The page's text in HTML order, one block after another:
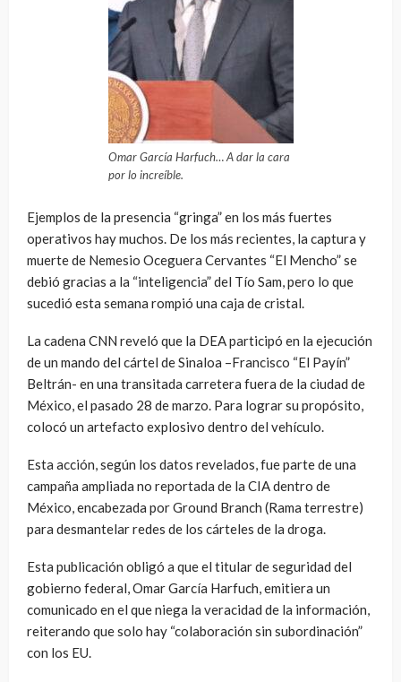
Omar García Harfuch… A dar la cara
por lo increíble.
Ejemplos de la presencia “gringa” en los más fuertes
operativos hay muchos. De los más recientes, la captura y
muerte de Nemesio Oceguera Cervantes “El Mencho” se
debió gracias a la “inteligencia” del Tío Sam, pero lo que
sucedió esta semana rompió una caja de cristal.
La cadena CNN reveló que la DEA participó en la ejecución
de un mando del cártel de Sinaloa –Francisco “El Payín”
Beltrán- en una transitada carretera fuera de la ciudad de
México, el pasado 28 de marzo. Para lograr su propósito,
colocó un artefacto explosivo dentro del vehículo.
Esta acción, según los datos revelados, fue parte de una
campaña ampliada no reportada de la CIA dentro de
México, encabezada por Ground Branch (Rama terrestre)
para desmantelar redes de los cárteles de la droga.
Esta publicación obligó a que el titular de seguridad del
gobierno federal, Omar García Harfuch, emitiera un
comunicado en el que niega la veracidad de la información,
reiterando que solo hay “colaboración sin subordinación”
con los EU.